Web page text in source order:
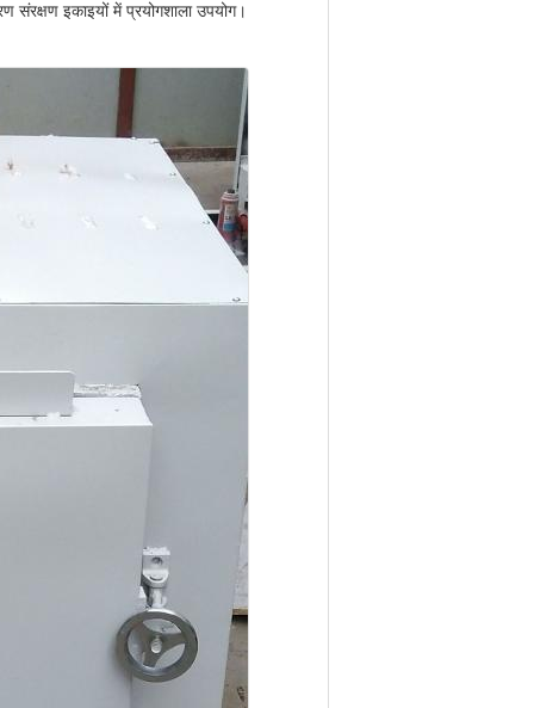
संरक्षण इकाइयों में प्रयोगशाला उपयोग।